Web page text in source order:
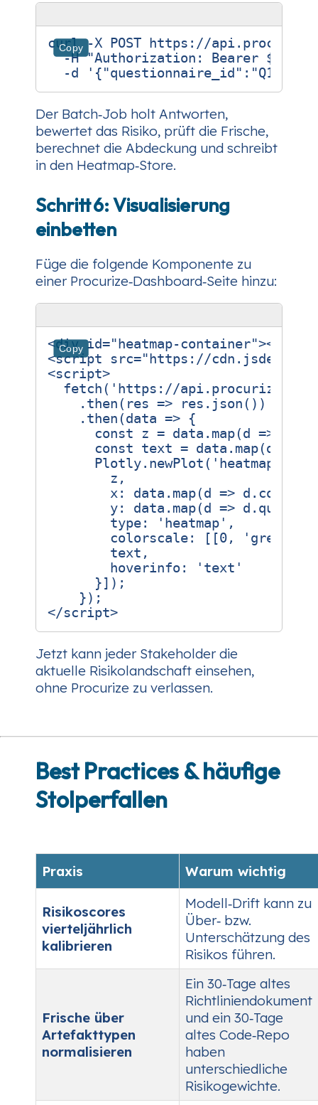
Copy
curl -X POST https://
  -H
"Authorization: Bearer
  -d
Der Batch‑Job holt Antworten,
bewertet das Risiko, prüft die Frische,
berechnet die Abdeckung und schreibt
in den Heatmap‑Store.
Schritt 6: Visualisierung
einbetten
Füge die folgende Komponente zu
einer Procurize‑Dashboard‑Seite hinzu:
Copy
<div id="heatmap-container"></
<script src="https://
<script>
fetch ( 'https://api.procurize.ai/
. then ( res => res . json ())
. then (data =>
{
const
z = data . map(d =>
const
text = data . map(d
Plotly. newPlot ( 'heatmap-
z ,
x : data . map(d => d .
y: data . map(d => d .
type: 'heatmap' ,
colorscale: [[0, 'green'
text ,
hoverinfo:
'text'
}]);
});
</script>
Jetzt kann jeder Stakeholder die
aktuelle Risikolandschaft einsehen,
ohne Procurize zu verlassen.
Best Practices & häufige
Stolperfallen
Praxis Warum wichtig
Risikoscores
vierteljährlich
kalibrieren
Modell‑Drift kann zu
Über‑ bzw.
Unterschätzung des
Risikos führen.
Frische über
Artefakttypen
normalisieren
Ein 30‑Tage altes
Richtliniendokument
und ein 30‑Tage
altes Code‑Repo
haben
unterschiedliche
Risikogewichte.